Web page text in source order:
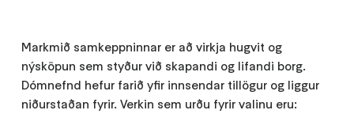
Markmið samkeppninnar er að virkja hugvit og
nýsköpun sem styður við skapandi og lifandi borg.
Dómnefnd hefur farið yfir innsendar tillögur og liggur
niðurstaðan fyrir. Verkin sem urðu fyrir valinu eru: